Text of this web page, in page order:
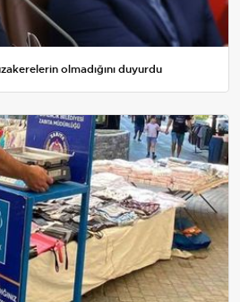
olmadığını duyurdu